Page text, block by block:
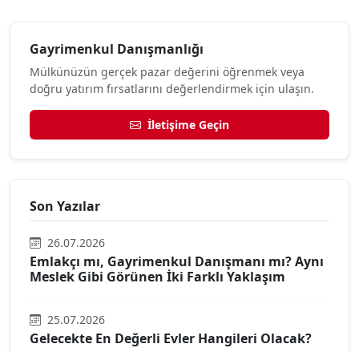
Gayrimenkul Danışmanlığı
Mülkünüzün gerçek pazar değerini öğrenmek veya
doğru yatırım fırsatlarını değerlendirmek için ulaşın.
İletişime Geçin
Son Yazılar
26.07.2026
Emlakçı mı, Gayrimenkul Danışmanı mı? Aynı
Meslek Gibi Görünen İki Farklı Yaklaşım
25.07.2026
Gelecekte En Değerli Evler Hangileri Olacak?